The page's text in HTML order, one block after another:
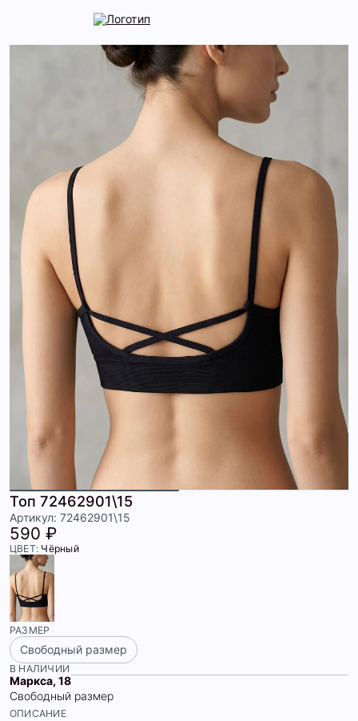
Топ 72462901\15
Артикул: 72462901\15
590 ₽
ЦВЕТ: Чёрный
РАЗМЕР
Свободный размер
В НАЛИЧИИ
Маркса, 18
Свободный размер
ОПИСАНИЕ